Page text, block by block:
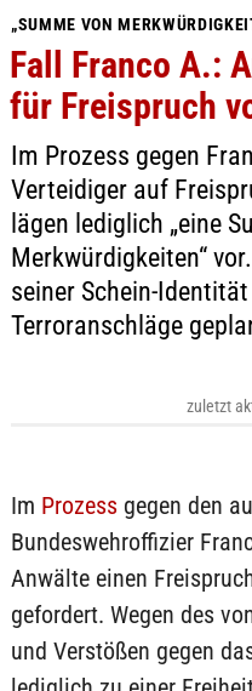
„SUMME VON
Fall Franco A.:
für Freispruch
Im Prozess gegen
Verteidiger auf
lägen lediglich „eine
Merkwürdigkeiten“
seiner Schein-
Terroranschläge
zuletzt
Im Prozessgegen den
Bundeswehroffizier
Anwälte einen
gefordert. Wegen des
und Verstößen gegen